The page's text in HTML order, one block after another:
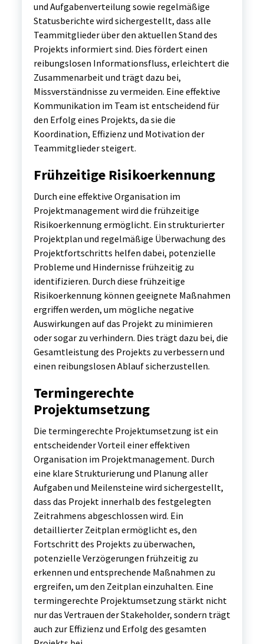
und Aufgabenverteilung sowie regelmäßige
Statusberichte wird sichergestellt, dass alle
Teammitglieder über den aktuellen Stand des
Projekts informiert sind. Dies fördert einen
reibungslosen Informationsfluss, erleichtert die
Zusammenarbeit und trägt dazu bei,
Missverständnisse zu vermeiden. Eine effektive
Kommunikation im Team ist entscheidend für
den Erfolg eines Projekts, da sie die
Koordination, Effizienz und Motivation der
Teammitglieder steigert.
Frühzeitige Risikoerkennung
Durch eine effektive Organisation im
Projektmanagement wird die frühzeitige
Risikoerkennung ermöglicht. Ein strukturierter
Projektplan und regelmäßige Überwachung des
Projektfortschritts helfen dabei, potenzielle
Probleme und Hindernisse frühzeitig zu
identifizieren. Durch diese frühzeitige
Risikoerkennung können geeignete Maßnahmen
ergriffen werden, um mögliche negative
Auswirkungen auf das Projekt zu minimieren
oder sogar zu verhindern. Dies trägt dazu bei, die
Gesamtleistung des Projekts zu verbessern und
einen reibungslosen Ablauf sicherzustellen.
Termingerechte
Projektumsetzung
Die termingerechte Projektumsetzung ist ein
entscheidender Vorteil einer effektiven
Organisation im Projektmanagement. Durch
eine klare Strukturierung und Planung aller
Aufgaben und Meilensteine wird sichergestellt,
dass das Projekt innerhalb des festgelegten
Zeitrahmens abgeschlossen wird. Ein
detaillierter Zeitplan ermöglicht es, den
Fortschritt des Projekts zu überwachen,
potenzielle Verzögerungen frühzeitig zu
erkennen und entsprechende Maßnahmen zu
ergreifen, um den Zeitplan einzuhalten. Eine
termingerechte Projektumsetzung stärkt nicht
nur das Vertrauen der Stakeholder, sondern trägt
auch zur Effizienz und Erfolg des gesamten